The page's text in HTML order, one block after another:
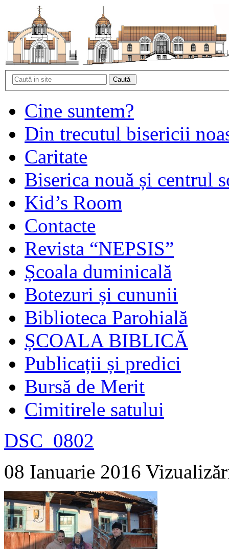
Cine suntem?
Din trecutul bisericii
Caritate
Biserica nouă și centrul
Kid’s Room
Contacte
Revista “NEPSIS”
Școala duminicală
Botezuri și cununii
Biblioteca Parohială
ȘCOALA BIBLICĂ
Publicații și predici
Bursă de Merit
Cimitirele satului
DSC_0802
08 Ianuarie 2016